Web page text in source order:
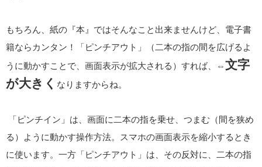
もちろん、紙の『本』ではそんなこと出来ませんけど、電子書
籍ならカンタン！「ピンチアウト」（二本の指の間を広げるよ
うに動かすことで、画面表示が拡大される）すれば、⇔ 文字
が大きく なりますからね。
「ピンチイン」は、画面に二本の指を乗せ、つまむ（間を狭め
る）ように動かす操作方法。スマホの画面表示を縮小するとき
に使います。 一方「ピンチアウト」は、その反対に、二本の指